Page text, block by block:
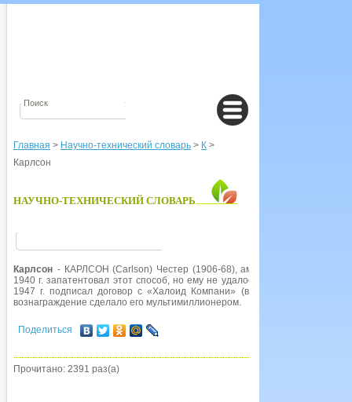
Главная > Научно-технический словарь > К >
Карлсон
НАУЧНО-ТЕХНИЧЕСКИЙ СЛОВАРЬ
Карлсон - КАРЛСОН (Carlson) Честер (1906-68), американский физик,
1940 г. запатентовал этот способ, но ему не удалось убедить кого-либо
1947 г. подписал договор с «Халоид Компани» (в настоящее время -
вознаграждение сделало его мультимиллионером.
Поделиться
Прочитано: 2391 раз(а)